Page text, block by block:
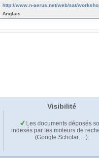
http://www.n-aerus.net/web/sat/
Anglais
Visibilité
Les documents déposés
indexés par les moteurs de
(Google Scholar,…).